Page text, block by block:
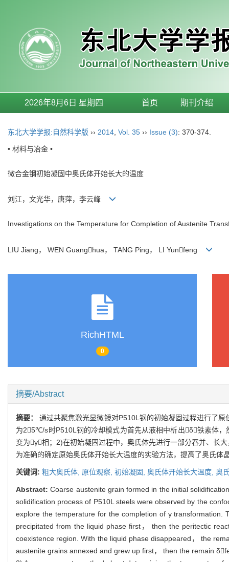
2026年8月6日 星期四 首页 期刊介绍
东北大学学报:自然科学版 ›› 2014 Vol. 35 ›› Issue (3): 370-374.
• 材料与冶金 •
微合金钢初始凝固中奥氏体开始长大的温度
刘江，文光华，唐萍，李云峰
Investigations on the Temperature for Completion of Austenite
LIU Jiang， WEN Guanghua， TANG Ping， LI Yunfeng
RichHTML
0
摘要/Abstract
摘要：通过共聚焦激光显微镜对P510L钢的初始凝固过程进行了
为25℃/s时P510L钢的冷却模式为首先从液相中析出δ铁素体
变为γ相；2)在初始凝固过程中，奥氏体先进行一部分吞并、长
为准确的确定原始奥氏体开始长大温度的实验方法，提高了奥氏体
关键词: 粗大奥氏体, 原位观察, 初始凝固, 奥氏体开始长大温度, 奥
Abstract:Coarse austenite grain formed in the initial
solidification process of P510L steels were observed by the
explore the temperature for the completion of γ
precipitated from the liquid phase first， then the peritectic
coexistence region. With the liquid phase disappeared， the
austenite grains annexed and grew up first， then the remain